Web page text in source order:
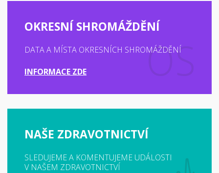
OKRESNÍ SHROMÁŽDĚNÍ
DATA A MÍSTA OKRESNÍCH SHROMÁŽDĚNÍ
INFORMACE ZDE
NAŠE ZDRAVOTNICTVÍ
SLEDUJEME A KOMENTUJEME UDÁLOSTI
V NAŠEM ZDRAVOTNICTVÍ